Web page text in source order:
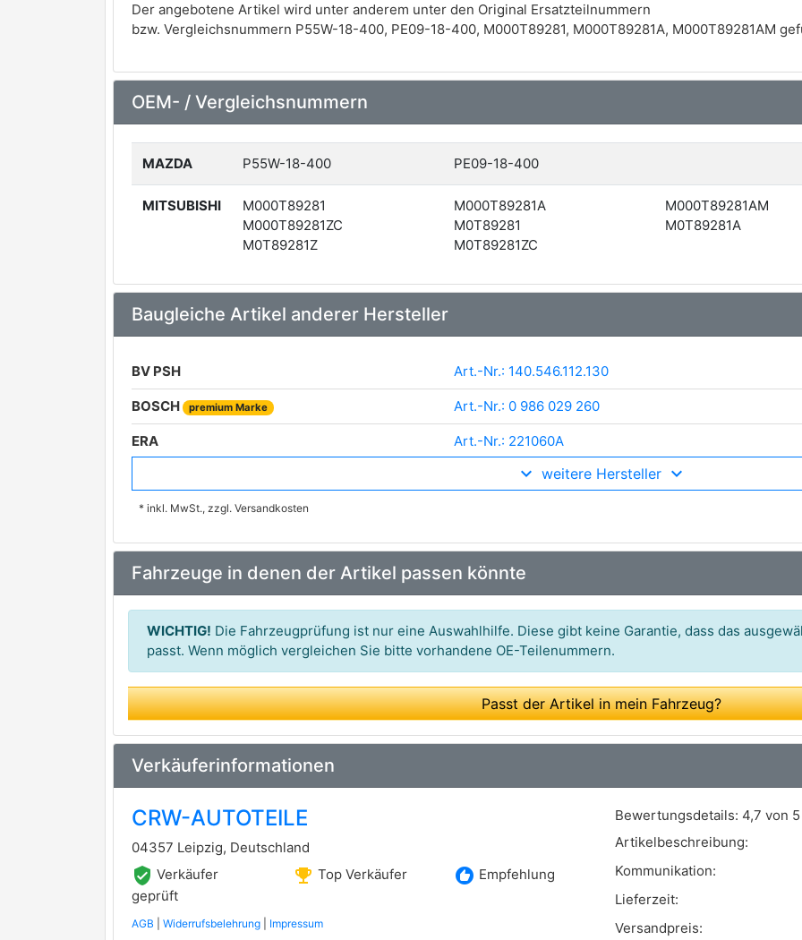
Der angebotene Artikel wird unter anderem unter den Original Ersatzteilnummern
bzw. Vergleichsnummern P55W-18-400, PE09-18-400, M000T89281, M000T89281A, M000T89281AM
OEM- / Vergleichsnummern
MAZDA P55W-18-400 PE09-18-400
MITSUBISHI M000T89281 M000T89281A M000T89281AM
M000T89281ZC
M0T89281 M0T89281A
M0T89281Z
M0T89281ZC
Baugleiche Artikel anderer Hersteller
BV PSH Art.-Nr.: 140.546.112.130
BOSCH premium Marke Art.-Nr.: 0 986 029 260
ERA Art.-Nr.: 221060A
Art.-Nr.: 25-5015
AS-PL
CASCO Art.-Nr.: CST35323GS
DELCO REMY Art.-Nr.: DRS0929
HC-Cargo Art.-Nr.: 116251
LUCAS premium Marke Art.-Nr.: LRS03842
PowerMax Art.-Nr.: 88214652
WAI Art.-Nr.: 31073N
weitere Hersteller
* inkl. MwSt., zzgl. Versandkosten
Fahrzeuge in denen der Artikel passen könnte
WICHTIG! Die Fahrzeugprüfung ist nur eine Auswahlhilfe. Diese gibt keine Garantie, dass das
passt. Wenn möglich vergleichen Sie bitte vorhandene OE-Teilenummern.
Passt der Artikel in mein Fahrzeug?
Verkäuferinformationen
CRW-AUTOTEILE
04357 Leipzig, Deutschland
verified_user Verkäufer
geprüft
emoji_events Top Verkäufer recommend Empfehlung
AGB Widerrufsbelehrung Impressum
Bewertungsdetails: 4,7 von 5
Artikelbeschreibung:
Kommunikation:
Lieferzeit:
Versandpreis: